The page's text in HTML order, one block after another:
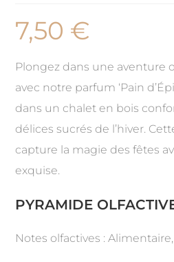
7,50 €
Plongez dans une aventure
avec notre parfum ‘Pain
dans un chalet en bois
délices sucrés de l’hiver.
capture la magie des fêtes
exquise.
PYRAMIDE
Notes olfactives :